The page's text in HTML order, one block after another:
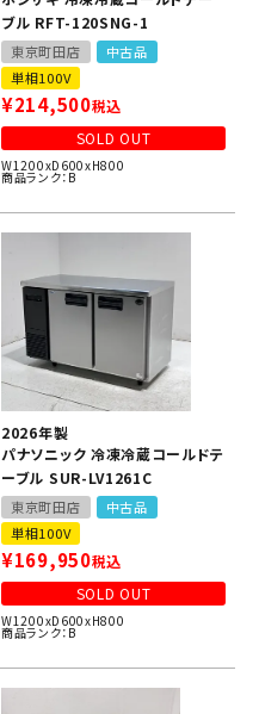
ブル RFT-120SNG-1
東京町田店
中古品
単相100V
¥214,500税込
SOLD OUT
W1200xD600xH800
商品ランク：B
2026年製
パナソニック 冷凍冷蔵コールドテ
ーブル SUR-LV1261C
東京町田店
中古品
単相100V
¥169,950税込
SOLD OUT
W1200xD600xH800
商品ランク：B